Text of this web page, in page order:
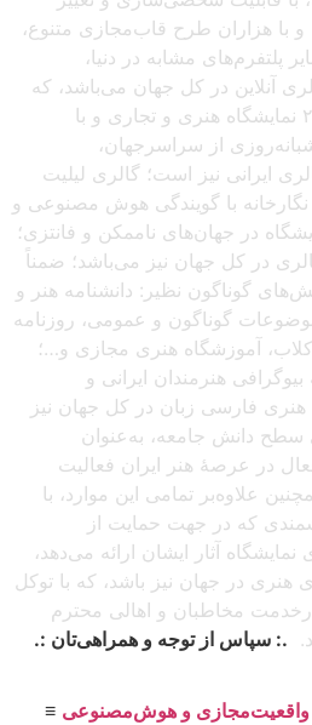
با هزاران طرح قاب‌مجازی متنوع،
پلتفرم‌های مشابه در دنیا،
آنلاین در کل جهان می‌باشد، که
باتجربهٔ برگزاری بیش از ۲۵۰ نمایشگاه هنری و تجاری و با
از سراسرجهان،
ایرانی نیز است؛ گالری لیلیت
نگارخانه با گویندگی هوش مصنوعی و
در جهان‌های ناممکن و فانتزی؛
در کل جهان نیز می‌باشد؛ ضمناً
گوناگون نظیر: دانشنامه هنر و
موضوعات گوناگون و عمومی، روزنامه
آموزشگاه هنری مجازی و…؛
هنرمندان ایرانی و
هنری فارسی زبان در کل جهان نیز
سطح دانش جامعه، به‌عنوان
در عرصهٔ هنر ایران فعالیت
علاوه‌بر تمامی این موارد، با
که در جهت حمایت از
آثار ایشان ارائه می‌دهد،
هنری در جهان نیز باشد، که با توکل
درخدمت مخاطبان و اهالی محترم
.: سپاس از توجه و همراهی‌تان :.
واقعیت‌مجازی و هوش‌مصنوعی ≡